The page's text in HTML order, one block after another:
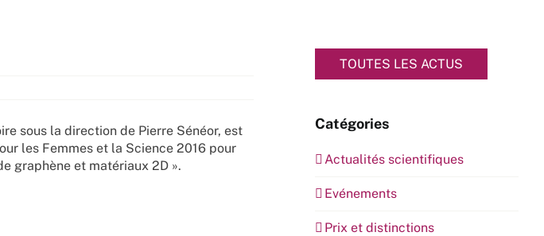
sous la direction de Pierre Sénéor, est
les Femmes et la Science 2016 pour
graphène et matériaux 2D ».
TOUTES LES ACTUS
Catégories
Actualités scientifiques
Evénements
Prix et distinctions